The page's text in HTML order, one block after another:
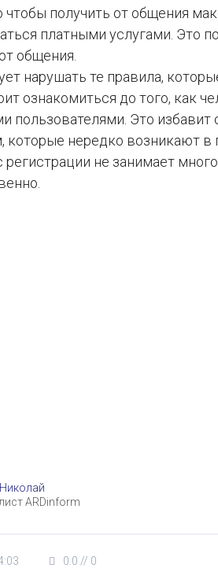
чтобы получить от общения
платными услугами. Это
общения.
нарушать те правила,
ознакомиться до того, как
пользователями. Это
которые нередко возникают в
не занимает
ARDinform
0.0 // 0